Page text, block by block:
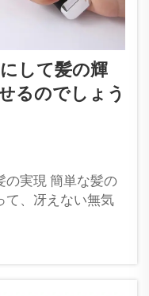
して髪の輝
るのでしょう
の実現 簡単な髪の
て、冴えない無気
な髪へと変貌さ
アブラシはスタ
それは髪の健康